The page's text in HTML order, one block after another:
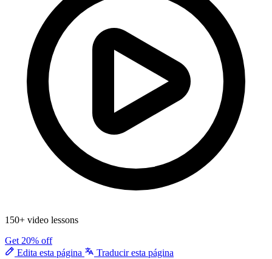
150+ video lessons
Get 20% off
Edita esta página
Traducir esta página